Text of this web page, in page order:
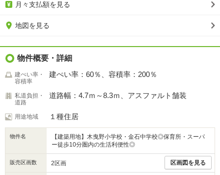
月々支払額を見る
地図を見る
物件概要・詳細
建ぺい率・
容積率
建ぺい率：60％、容積率：200％
私道負担・
道路
道路幅：4.7ｍ～8.3ｍ、アスファルト舗装
用途地域 １種住居
物件名
【建築用地】木曳野小学校・金石中学校◎保育所・スーパ
ー徒歩10分圏内の生活利便性◎
販売区画数 2区画 区画図を見る